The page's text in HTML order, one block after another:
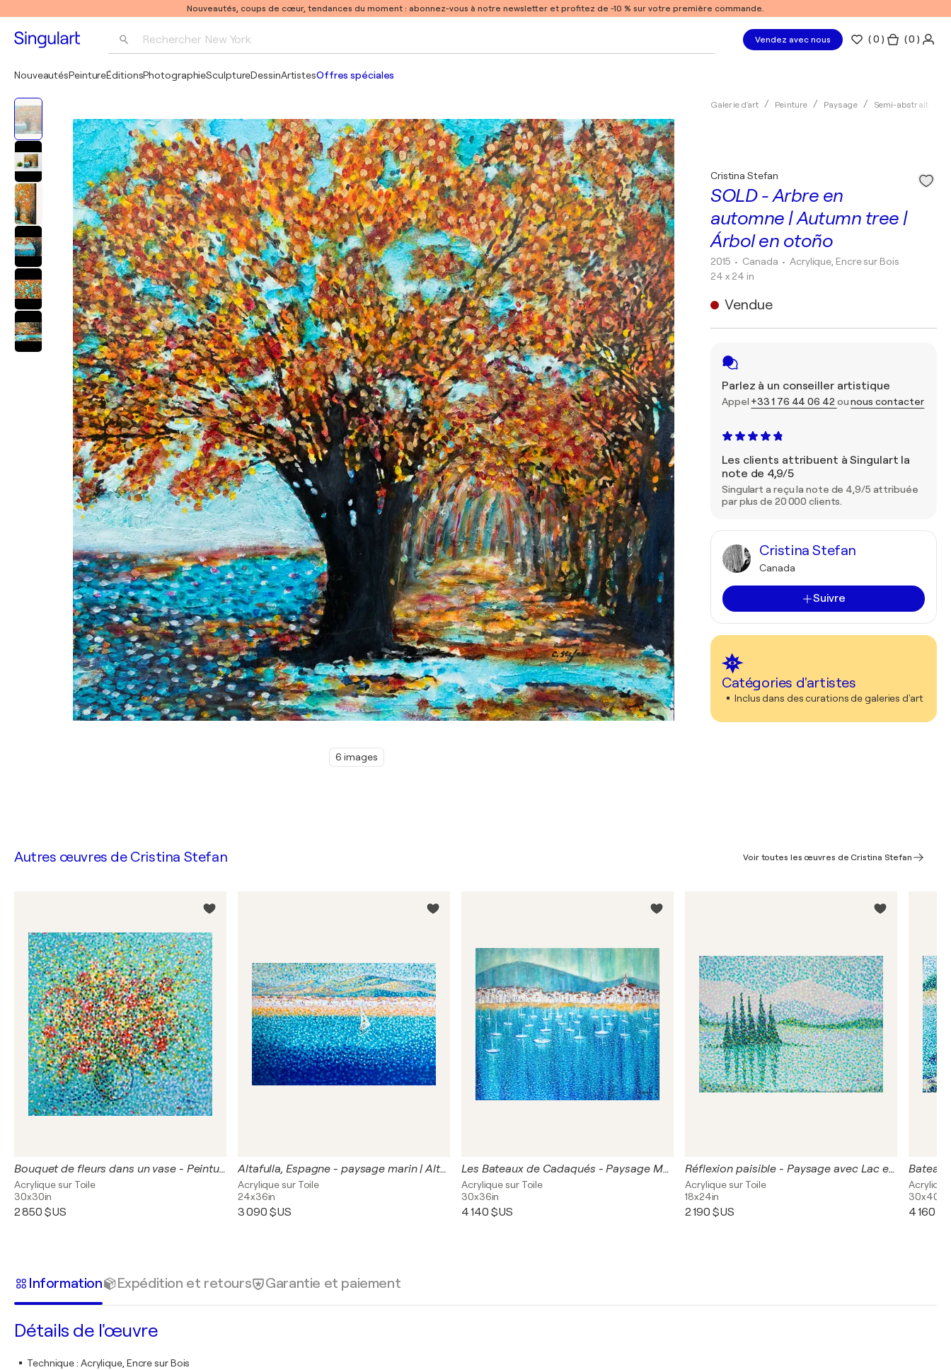
Nouveautés, coups de cœur, tendances du moment : abonnez-vous à notre newsletter et profitez de -10 % sur votre première commande.
Rechercher New York
Pablo Picasso
Vendez avec nous (0 ) ( 0 )
NouveautésPeintureÉditionsPhotographieSculptureDessinArtistesOffres spéciales
6 images
Galerie d'art Peinture Paysage Semi-abstrait
SOLD - Arbre en
automne | Autumn tree |
Árbol en otoño
Cristina Stefan
2015 • Canada •Acrylique, Encre sur Bois
24 x 24 in
Vendue
Parlez à un conseiller artistique
Appel +33 1 76 44 06 42 ounous contacter
Les clients attribuent à Singulart la
note de 4,9/5
Singulart a reçu la note de 4,9/5 attribuée
par plus de 20 000 clients.
Cristina Stefan
Canada
Suivre
Catégories d'artistes
Inclus dans des curations de galeries d'art
Autres œuvres de Cristina Stefan Voir toutes les œuvres de Cristina Stefan
Bouquet de fleurs dans un vase - Peinture Pointillisme Originale | Art Floral
Acrylique sur Toile
30x30in
2 850 $US
Altafulla, Espagne - paysage marin | Altafulla, Spain - seascape | Altafulla, España - paisaje marino | Altafulla, Spanien - Seelandschaft
Acrylique sur Toile
24x36in
3 090 $US
Les Bateaux de Cadaqués - Paysage Marin | Art Contemporain
Acrylique sur Toile
30x36in
4 140 $US
Réflexion paisible - Paysage avec Lac et Montagnes | Pointillisme
Acrylique sur Toile
18x24in
2 190 $US
30x40in
4 160
Information Expédition et retours Garantie et paiement
Détails de l'œuvre
Technique: Acrylique, Encre sur Bois